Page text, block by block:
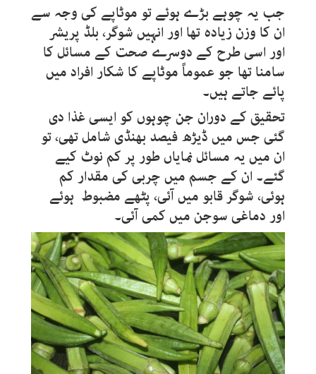
جب یہ چوہے بڑے ہوئے تو موٹاپے کی وجہ سے
ان کا وزن زیادہ تھا اور انہیں شوگر، بلڈ پریشر
اور اسی طرح کے دوسرے صحت کے مسائل کا
سامنا تھا جو عموماً موٹاپے کا شکار افراد میں
پائے جاتے ہیں۔
تحقیق کے دوران جن چوہوں کو ایسی غذا دی
گئی جس میں ڈیڑھ فیصد بھنڈی شامل تھی، تو
ان میں یہ مسائل نمایاں طور پر کم نوٹ کیے
گئے۔ ان کے جسم میں چربی کی مقدار کم
ہوئی، شوگر قابو میں آئی، پٹھے مضبوط ہوئے
اور دماغی سوجن میں کمی آئی۔